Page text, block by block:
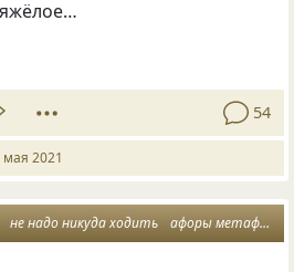
54
мая 2021
не надо никуда ходить афоры метафоры